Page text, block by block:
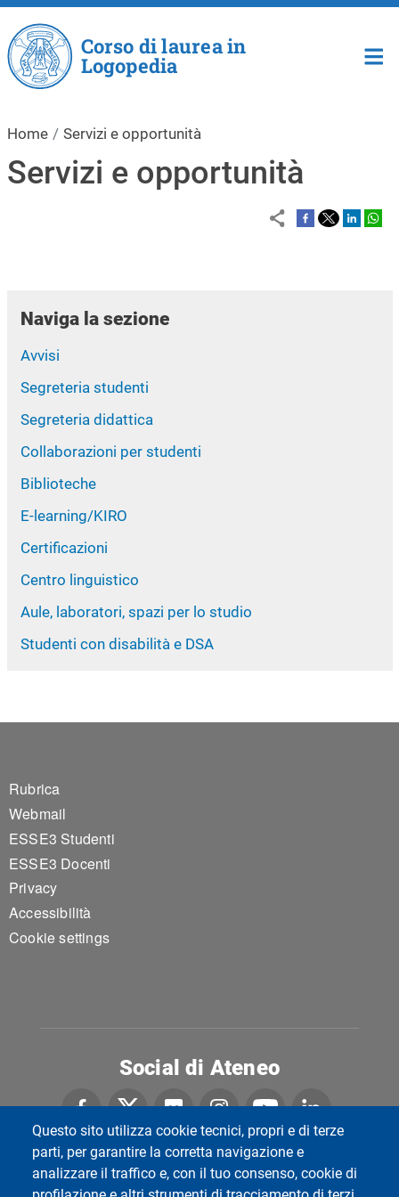
Salta al contenuto principale
Questo sito utilizza cookie tecnici, propri e di terze
parti, per garantire la corretta navigazione e
analizzare il traffico e, con il tuo consenso, cookie di
Corso di laurea in
Logopedia
Home Servizi e opportunità
Servizi e opportunità
Naviga la sezione
Avvisi
Segreteria studenti
Segreteria didattica
Collaborazioni per studenti
Biblioteche
E-learning/KIRO
Certificazioni
Centro linguistico
Aule, laboratori, spazi per lo studio
Studenti con disabilità e DSA
Footer 1
Rubrica
Webmail
ESSE3 Studenti
ESSE3 Docenti
Privacy
Accessibilità
Cookie settings
Dipartimento di Scienze del Sistema Nervoso e del
Social di Ateneo